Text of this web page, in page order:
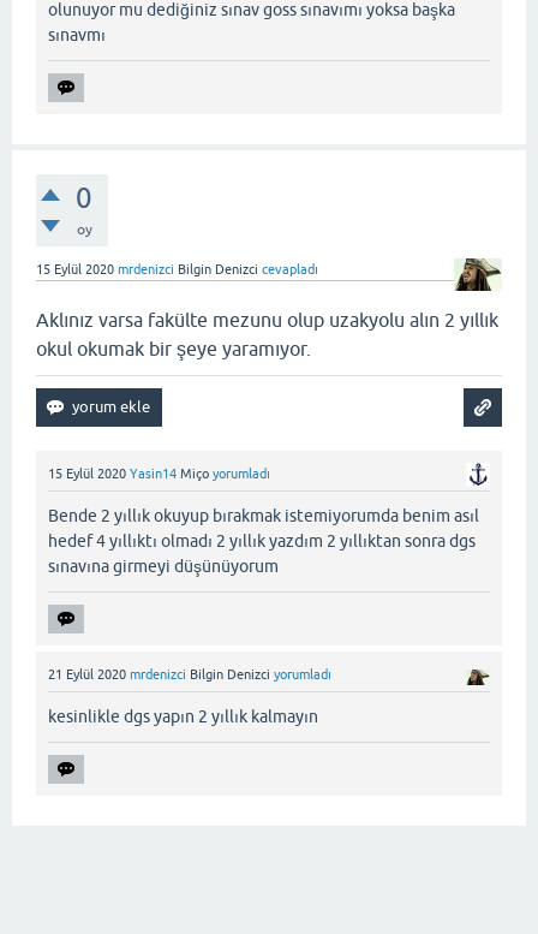
olunuyor mu dediğiniz sınav goss sınavımı yoksa başka
sınavmı
0
oy
15 Eylül 2020 mrdenizci Bilgin Denizci cevapladı
Aklınız varsa fakülte mezunu olup uzakyolu alın 2 yıllık
okul okumak bir şeye yaramıyor.
15 Eylül 2020 Yasin14 Miço yorumladı
Bende 2 yıllık okuyup bırakmak istemiyorumda benim asıl
hedef 4 yıllıktı olmadı 2 yıllık yazdım 2 yıllıktan sonra dgs
sınavına girmeyi düşünüyorum
21 Eylül 2020 mrdenizci Bilgin Denizci yorumladı
kesinlikle dgs yapın 2 yıllık kalmayın